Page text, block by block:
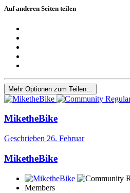
Auf anderen Seiten teilen
Mehr Optionen zum Teilen...
MiketheBike
Geschrieben 26. Februar
MiketheBike
Members